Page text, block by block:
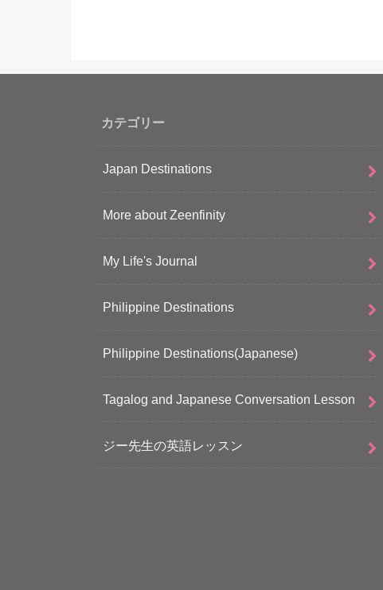
カテゴリー
Japan Destinations
More about Zeenfinity
My Life's Journal
Philippine Destinations
Philippine Destinations(Japanese)
Tagalog and Japanese Conversation Lesson
ジー先生の英語レッスン